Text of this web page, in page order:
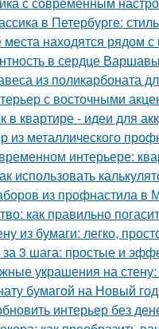
в Петербурге:
находятся рядом с
в сердце
из поликарбоната
с восточными
в квартире - идеи для
из металлического
интерьере:
использовать
из профнастила в
как правильно
из бумаги: легко,
за 3 шага: простые и
украшения на
бумагой на Новый
интерьер без